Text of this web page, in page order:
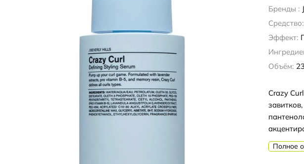
Бренды :
Средство:
Эффект:
Объём:
Crazy
Полное